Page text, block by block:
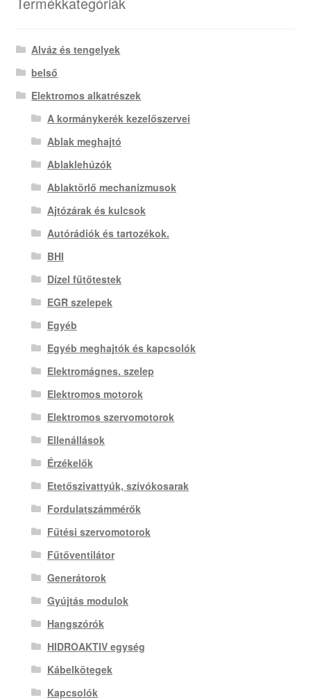
Alváz és tengelyek
belső
Elektromos alkatrészek
A kormánykerék kezelőszervei
Ablak meghajtó
Ablaklehúzók
Ablaktörlő mechanizmusok
Ajtózárak és kulcsok
Autórádiók és tartozékok.
BHI
Dízel fűtőtestek
EGR szelepek
Egyéb
Egyéb meghajtók és kapcsolók
Elektromágnes. szelep
Elektromos motorok
Elektromos szervomotorok
Ellenállások
Érzékelők
Etetőszivattyúk, szívókosarak
Fordulatszámmérők
Fűtési szervomotorok
Fűtőventilátor
Generátorok
Gyújtás modulok
Hangszórók
HIDROAKTIV egység
Kábelkötegek
Kapcsolók